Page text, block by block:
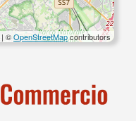
| ©OpenStreetMapcontributors